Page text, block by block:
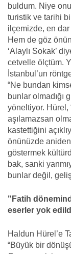
buldum. Niye
turistik ve tarihi
ilçemizde, en
Hem de göz
‘Alaylı Sokak’
cetvelle ölçtüm.
İstanbul’un
“Ne bundan
bunlar olmadığı
yöneltiyor. Hürel,
aşılamazsan
kastettiğini
önünüzde aniden
göstermek
bak, sanki
bunlar değil,
"Fatih
eserler yok
Haldun Hürel’e
“Büyük bir